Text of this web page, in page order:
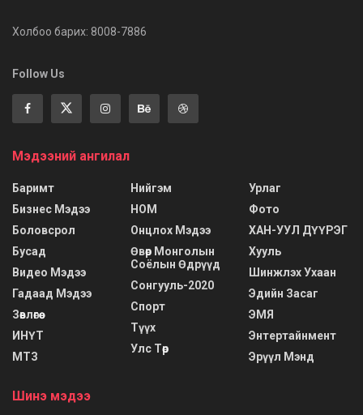
Холбоо барих: 8008-7886
Follow Us
Мэдээний ангилал
Баримт
Бизнес Мэдээ
Боловсрол
Бусад
Видео Мэдээ
Гадаад Мэдээ
Зөвлөгөө
ИНҮТ
МТЗ
Нийгэм
НОМ
Онцлох Мэдээ
Өвөр Монголын
Соёлын Өдрүүд
Сонгууль-2020
Спорт
Түүх
Улс Төр
Урлаг
Фото
ХАН-УУЛ ДҮҮРЭГ
Хууль
Шинжлэх Ухаан
Эдийн Засаг
ЭМЯ
Энтертайнмент
Эрүүл Мэнд
Шинэ мэдээ